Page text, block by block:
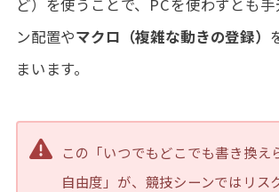
ど）を使うことで、PCを使わずとも
ン配置やマクロ（複雑な動きの登録）
まいます。
この「いつでもどこでも書き換え
自由度」が、競技シーンではリス